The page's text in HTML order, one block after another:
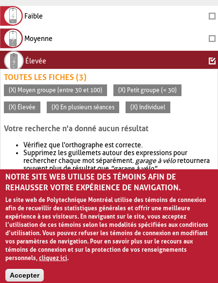
Faible
Moyenne
Élevée
TOUTES LES FICHES (3)
(X) Moyen groupe (entre 30 et 100) (X) Petit groupe (< 30)
(X) Élevée (X) En plusieurs séances (X) Individuel
Votre recherche n'a donné aucun résultat
Vérifiez que l'orthographe est correcte.
Supprimez les guillemets autour des expressions pour
rechercher chaque mot séparément. garage à véloretournera
souvent plus de résultat que"garage à vélo".
Envisagez d'élargir votre recherche avec OR.garage OR vélo
retournera souvent plus de résultat quegarage à vélo
NOTRE SITE WEB UTILISE DES TÉMOINS AFIN DE
REHAUSSER VOTRE EXPÉRIENCE DE NAVIGATION.
Le site web de Polytechnique Montréal utilise des témoins de connexion
afin de recueillir des statistiques générales et offrir une meilleure
expérience à ses visiteurs. En naviguant sur le site, vous acceptez
l’utilisation de ces témoins selon les modalités spécifiées aux conditions
d’utilisation. Vous pouvez refuser les témoins de connexion en modifiant
vos paramètres de navigation. Pour en savoir plus sur le recours aux
témoins de connexion et sur la protection de vos renseignements
personnels,cliquez ici.
Accepter